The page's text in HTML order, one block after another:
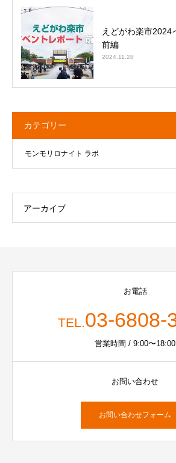
えどがわ楽市2024
前編
2024.11.28
カテゴリー
モンモリロナイト ラボ
アーカイブ
お電話
TEL.03-6808-
営業時間 / 9:00〜18:00
お問い合わせ
お問い合わせフォーム